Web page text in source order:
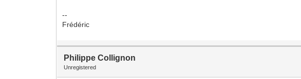
--
Frédéric
Philippe Collignon
Unregistered